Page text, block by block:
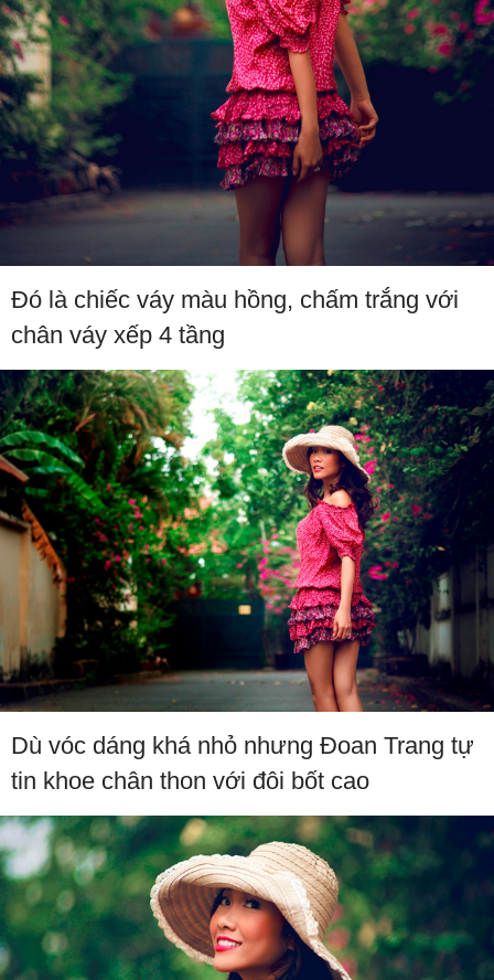
Đó là chiếc váy màu hồng, chấm trắng với
chân váy xếp 4 tầng
Dù vóc dáng khá nhỏ nhưng Đoan Trang tự
tin khoe chân thon với đôi bốt cao